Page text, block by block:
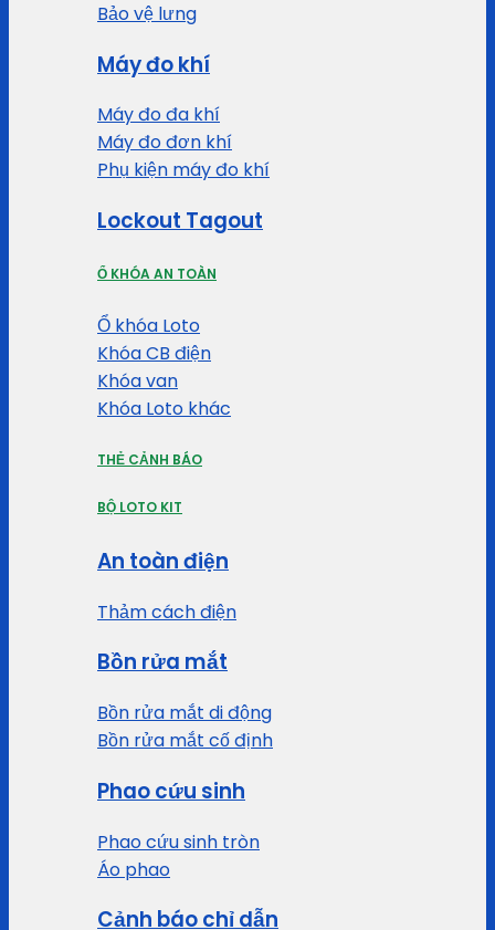
Bảo vệ lưng
Máy đo khí
Máy đo đa khí
Máy đo đơn khí
Phụ kiện máy đo khí
Lockout Tagout
Ổ KHÓA AN TOÀN
Ổ khóa Loto
Khóa CB điện
Khóa van
Khóa Loto khác
THẺ CẢNH BÁO
BỘ LOTO KIT
An toàn điện
Thảm cách điện
Bồn rửa mắt
Bồn rửa mắt di động
Bồn rửa mắt cố định
Phao cứu sinh
Phao cứu sinh tròn
Áo phao
Cảnh báo chỉ dẫn